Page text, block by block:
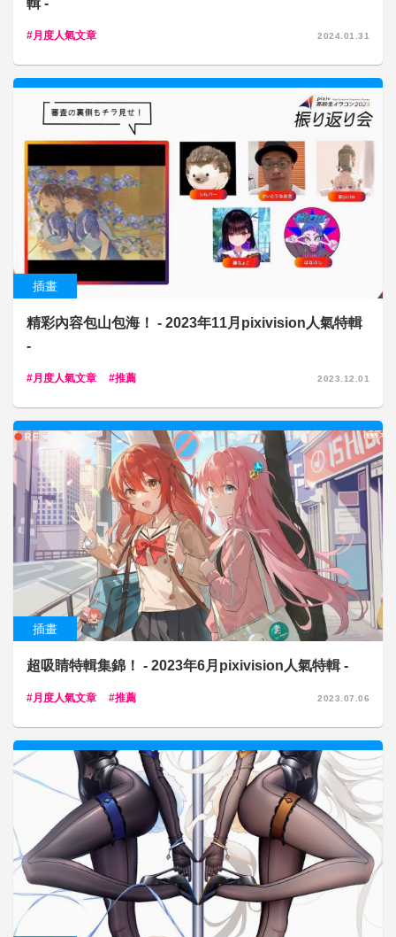
輯 -
月度人氣文章 2024.01.31
插畫
精彩內容包山包海！ - 2023年11月pixivision人氣特輯
-
月度人氣文章 推薦 2023.12.01
插畫
超吸睛特輯集錦！ - 2023年6月pixivision人氣特輯 -
月度人氣文章 推薦 2023.07.06